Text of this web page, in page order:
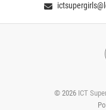
© 2026 ICT